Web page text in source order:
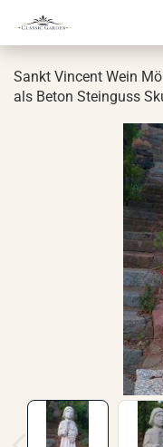
Sankt Vin­cent Wein
als Beton Stein­guss